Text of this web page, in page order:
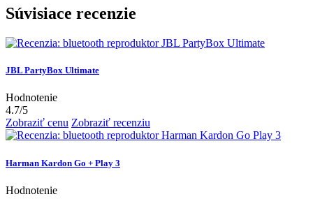
Súvisiace recenzie
JBL PartyBox Ultimate
Hodnotenie
4.7/5
Zobraziť cenu Zobraziť recenziu
Harman Kardon Go + Play 3
Hodnotenie